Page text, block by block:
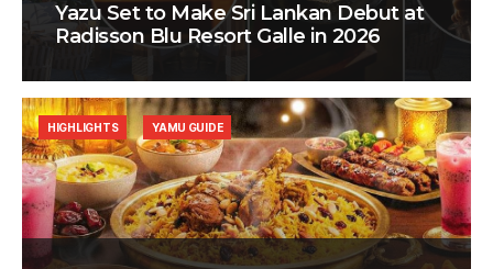
Yazu Set to Make Sri Lankan Debut at
Radisson Blu Resort Galle in 2026
HIGHLIGHTS YAMU GUIDE